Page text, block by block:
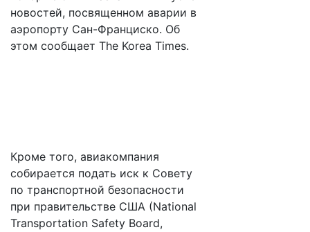
новостей, посвященном аварии в
аэропорту Сан-Франциско. Об
этом сообщает The Korea Times.
Кроме того, авиакомпания
собирается подать иск к Совету
по транспортной безопасности
при правительстве США (National
Transportation Safety Board,